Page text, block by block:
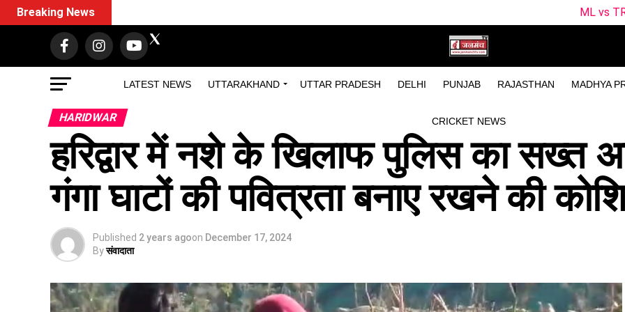
LATEST NEWS UTTARAKHAND UTTAR PRADESH DELHI PUNJAB RAJASTHAN MADHYA
CRICKET NEWS
Breaking News ML vs TRT Dream11 Prediction
HARIDWAR
हरिद्वार में नशे के खिलाफ पुलिस का सख्त
गंगा घाटों की पवित्रता बनाए रखने की
Published 2 years agoon December 17, 2024
Byसंवादाता